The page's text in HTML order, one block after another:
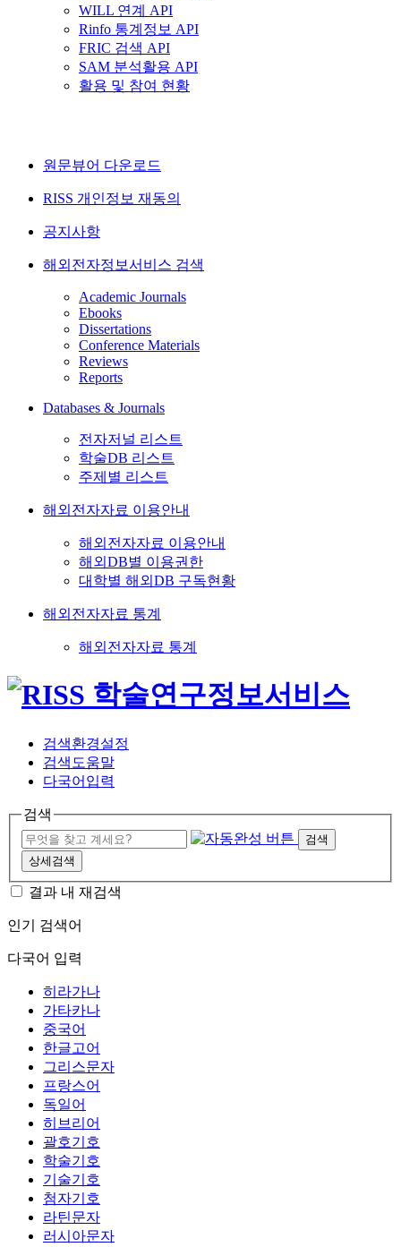
WILL 연계 API
Rinfo 통계정보 API
FRIC 검색 API
SAM 분석활용 API
활용 및 참여 현황
원문뷰어 다운로드
RISS 개인정보 재동의
공지사항
해외전자정보서비스 검색
Academic Journals
Ebooks
Dissertations
Conference Materials
Reviews
Reports
Databases & Journals
전자저널 리스트
학술DB 리스트
주제별 리스트
해외전자자료 이용안내
해외전자자료 이용안내
해외DB별 이용권한
대학별 해외DB 구독현황
해외전자자료 통계
해외전자자료 통계
검색환경설정
검색도움말
다국어입력
검색
검색
상세검색
결과 내 재검색
인기 검색어
다국어 입력
히라가나
가타카나
중국어
한글고어
그리스문자
프랑스어
독일어
히브리어
괄호기호
학술기호
기술기호
첨자기호
라틴문자
러시아문자